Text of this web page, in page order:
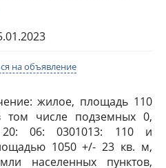
на объявление
жилое, площадь 110
том числе подземных 0,
20: 06: 0301013: 110 и
1050 +/- 23 кв. м,
населенных пунктов,